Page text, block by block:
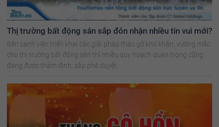
Thị trường bất động sản sắp đón nhận nhiều tin vui mới?
Bên cạnh việc triển khai các giải pháp tháo gỡ khó khăn, vướng mắc
cho thị trường bất động sản thì nhiều quy hoạch quan trọng cũng
đang được thẩm định, sắp phê duyệt.